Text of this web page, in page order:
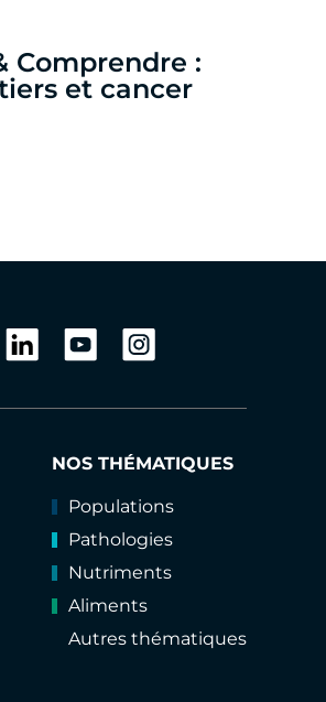
Comprendre :
et cancer
NOS THÉMATIQUES
Populations
Pathologies
Nutriments
Aliments
Autres thématiques